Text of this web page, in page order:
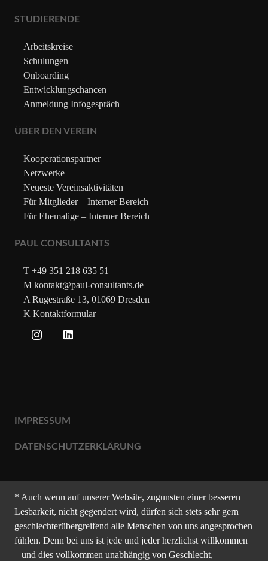
STUDIERENDE
Arbeitskreise
Schulungen
Onboarding
Entwicklungschancen
Anmeldung Infogespräch
ÜBER DEN VEREIN
Kooperationspartner
Netzwerke
Neueste Vereinsaktivitäten
Für Mitglieder – Interner Bereich
Für Ehemalige – Interner Bereich
PAUL CONSULTANTS
T +49 351 218 635 51
M kontakt@paul-consultants.de
A Rugestraße 13, 01069 Dresden
K Kontaktformular
IMPRESSUM
DATENSCHUTZERKLÄRUNG
* Auch wenn auf unserer Website, zugunsten einer besseren
Lesbarkeit, nicht gegendert wird, dürfen sich stets sehr gern
geschlechterübergreifend alle Menschen von uns angesprochen
fühlen. Denn bei uns ist jede und jeder herzlichst willkommen
– und dies vollkommen unabhängig von Geschlecht,